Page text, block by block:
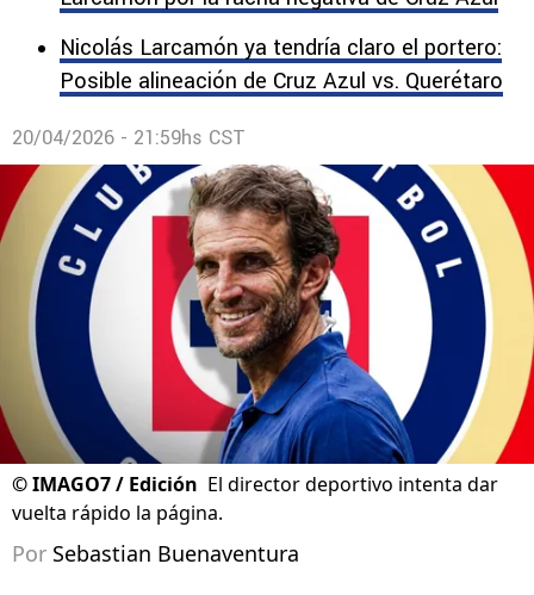
Nicolás Larcamón ya tendría claro el portero:
Posible alineación de Cruz Azul vs. Querétaro
20/04/2026 - 21:59hs CST
©IMAGO7 / Edición El director deportivo intenta dar
vuelta rápido la página.
Por Sebastian Buenaventura